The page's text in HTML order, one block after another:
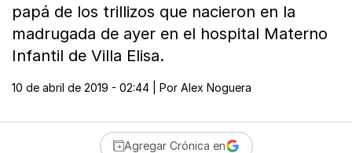
papá de los trillizos que nacieron en la
madrugada de ayer en el hospital Materno
Infantil de Villa Elisa.
10 de abril de 2019 - 02:44 | Por Alex Noguera
Agregar Crónica en